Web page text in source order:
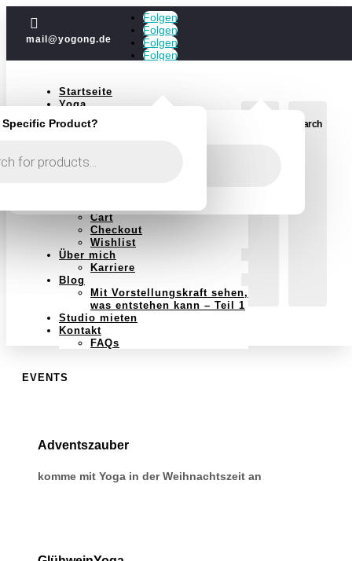

mail@yogong.de
Folgen
Folgen
Folgen
Folgen
Startseite
Yoga
Jubiläum
Kurse
Schwangerschaft
Cart
Checkout
Wishlist
Über mich
Karriere
Blog
Mit Vorstellungskraft sehen,
was entstehen kann – Teil 1
Studio mieten
Kontakt
FAQs
Search
Looking for a Specific Product?
search
EVENTS
Adventszauber
komme mit Yoga in der Weihnachtszeit an
Product?
Product?